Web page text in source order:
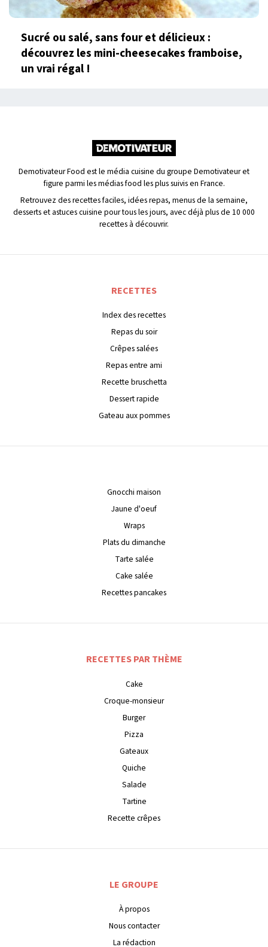
Sucré ou salé, sans four et délicieux :
découvrez les mini-cheesecakes framboise,
un vrai régal !
Demotivateur Food est le média cuisine du groupe Demotivateur et
figure parmi les médias food les plus suivis en France.
Retrouvez des recettes faciles, idées repas, menus de la semaine,
desserts et astuces cuisine pour tous les jours, avec déjà plus de 10 000
recettes à découvrir.
RECETTES
Index des recettes
Repas du soir
Crêpes salées
Repas entre ami
Recette bruschetta
Dessert rapide
Gateau aux pommes
Gnocchi maison
Jaune d'oeuf
Wraps
Plats du dimanche
Tarte salée
Cake salée
Recettes pancakes
RECETTES PAR THÈME
Cake
Croque-monsieur
Burger
Pizza
Gateaux
Quiche
Salade
Tartine
Recette crêpes
LE GROUPE
À propos
Nous contacter
La rédaction